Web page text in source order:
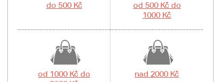
do 500 Kč
od 500 Kč do
1000 Kč
od 1000 Kč do
nad 2000 Kč